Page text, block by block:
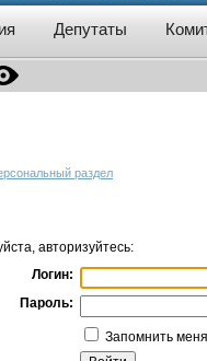
Депутаты
раздел
авторизуйтесь:
Логин:
Пароль:
Запомнить